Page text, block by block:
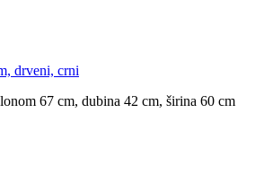
drveni, crni
67 cm, dubina 42 cm, širina 60 cm